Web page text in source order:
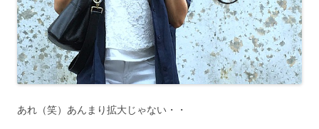
あれ（笑）あんまり拡大じゃない・・